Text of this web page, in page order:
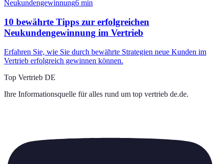
Neukundengewinnung6 min
10 bewährte Tipps zur erfolgreichen
Neukundengewinnung im Vertrieb
Erfahren Sie, wie Sie durch bewährte Strategien neue Kunden im
Vertrieb erfolgreich gewinnen können.
Top Vertrieb DE
Ihre Informationsquelle für alles rund um top vertrieb de.de.